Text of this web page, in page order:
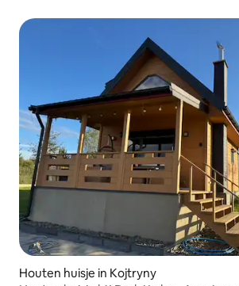
Houten huisje in Kojtryny